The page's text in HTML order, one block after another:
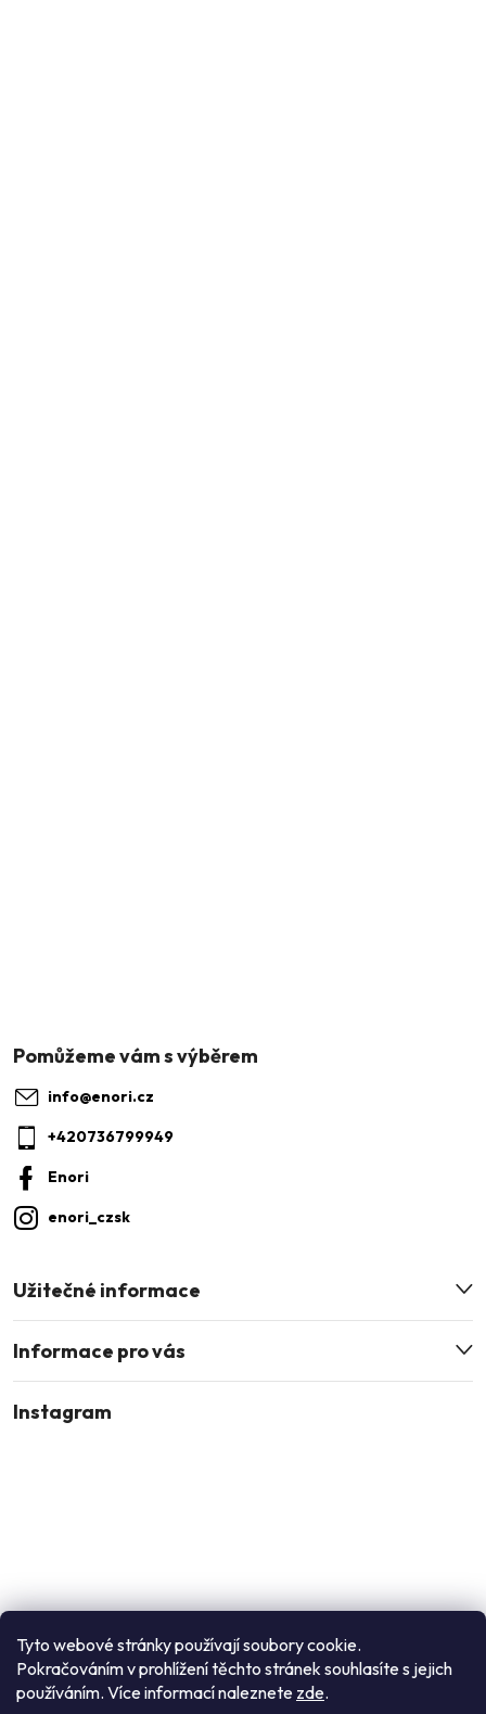
Tyto webové stránky používají soubory cookie.
Pokračováním v prohlížení těchto stránek souhlasíte s jejich
používáním. Více informací naleznete zde.
Užitečné informace
Informace pro vás
info@enori.cz
+420736799949
Enori
enori_czsk
Instagram
Sledovat na Instagramu